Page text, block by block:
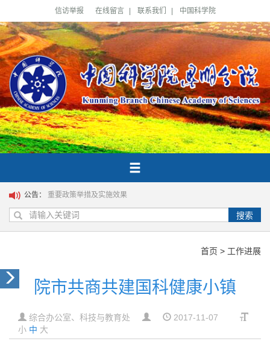
信访举报 在线留言 联系我们 中国科学院
公告： 重要政策举措及实施效果
搜索
首页 > 工作进展
院市共商共建国科健康小镇
综合办公室、科技与教育处
2017-11-07
小 中 大